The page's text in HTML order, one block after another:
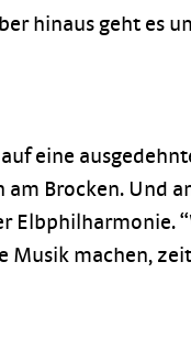
hinaus geht es
eine
Brocken. Und
Elbphilharmonie.
machen,